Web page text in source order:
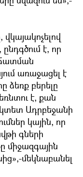
է, որ
առաջացել է
ձեռք բերելը
է, քան
Ադրբեջանի
կային, որ
գների
միջազգային
մեկնաբանել